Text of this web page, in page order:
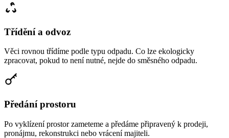
Třídění a odvoz
Věci rovnou třídíme podle typu odpadu. Co lze ekologicky
zpracovat, pokud to není nutné, nejde do směsného odpadu.
Předání prostoru
Po vyklízení prostor zameteme a předáme připravený k prodeji,
pronájmu, rekonstrukci nebo vrácení majiteli.